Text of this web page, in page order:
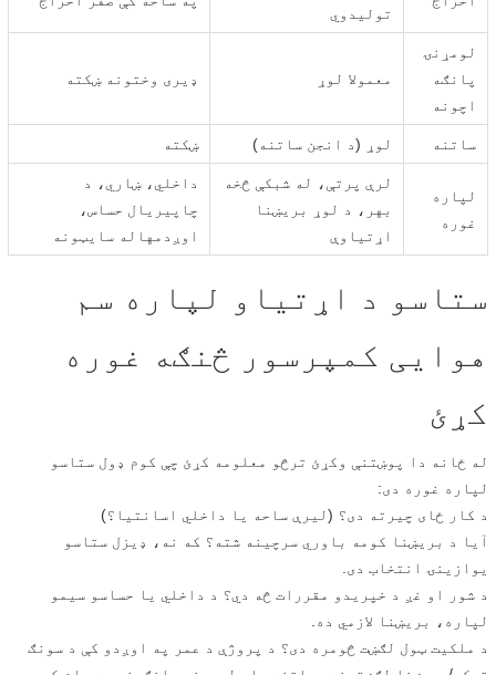
تولیدوي
لومړنۍ
پانګه
اچونه
معمولا لوړ ډیری وختونه ښکته
ساتنه لوړ (د انجن ساتنه) ښکته
لپاره
غوره
لرې پرتې، له شبکې څخه
بهر، د لوړ بریښنا
اړتیاوې
داخلي، ښاري، د
چاپیریال حساس،
اوږدمهاله سایټونه
ستاسو د اړتیاو لپاره سم
هوایی کمپرسور څنګه غوره
کړئ
له ځانه دا پوښتنې وکړئ ترڅو معلومه کړئ چې کوم ډول ستاسو
لپاره غوره دی:
د کار ځای چیرته دی؟ (لیرې ساحه یا داخلي اسانتیا؟)
آیا د بریښنا کومه باوري سرچینه شته؟ که نه، ډیزل ستاسو
یوازینۍ انتخاب دی.
د شور او غږ د خپریدو مقررات څه دي؟ د داخلي یا حساسو سیمو
لپاره، بریښنا لازمي ده.
د ملکیت ټول لګښت څومره دی؟ د پروژې د عمر په اوږدو کې د سونګ